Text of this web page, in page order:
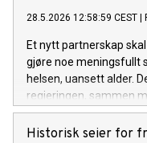
28.5.2026 12:58:59 CEST
Et nytt partnerskap
gjøre noe meningsfullt
helsen, uansett alder.
regjeringen, sammen
flere eldre til å ta del i
Historisk seier for